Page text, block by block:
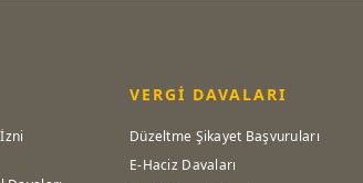
VERGİ DAVALARI
Düzeltme Şikayet Başvuruları
E-Haciz Davaları